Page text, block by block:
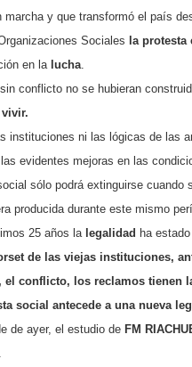
marcha y que transformó el país
Sociales la
en la lucha.
conflicto no se hubieran
instituciones ni las lógicas de las
evidentes mejoras en las
sólo podrá extinguirse
producida durante este mismo
25 años la legalidad ha
de las viejas instituciones,
el conflicto, los reclamos tienen
social antecede a una nueva
de ayer, el estudio de FM
.